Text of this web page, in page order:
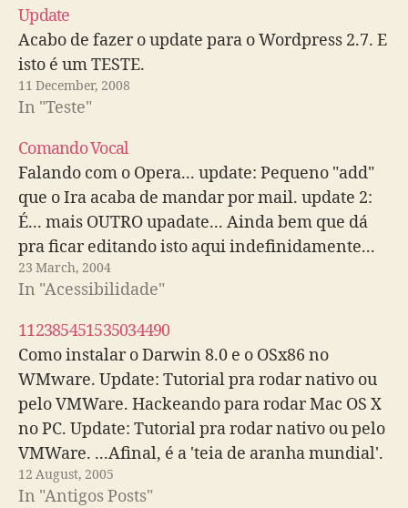
Update
Acabo de fazer o update para o Wordpress 2.7. E
isto é um TESTE.
11 December, 2008
In "Teste"
Comando Vocal
Falando com o Opera... update: Pequeno "add"
que o Ira acaba de mandar por mail. update 2:
É... mais OUTRO upadate... Ainda bem que dá
pra ficar editando isto aqui indefinidamente...
23 March, 2004
In "Acessibilidade"
112385451535034490
Como instalar o Darwin 8.0 e o OSx86 no
WMware. Update: Tutorial pra rodar nativo ou
pelo VMWare. Hackeando para rodar Mac OS X
no PC. Update: Tutorial pra rodar nativo ou pelo
VMWare. ...Afinal, é a 'teia de aranha mundial'.
Via WaSP.
12 August, 2005
In "Antigos Posts"